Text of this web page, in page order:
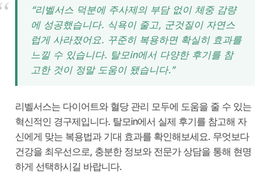
“리벨서스 덕분에 주사제의 부담 없이 체중 감량
에 성공했습니다. 식욕이 줄고, 군것질이 자연스
럽게 사라졌어요. 꾸준히 복용하면 확실히 효과를
느낄 수 있습니다. 탈모in에서 다양한 후기를 참
고한 것이 정말 도움이 됐습니다.”
리벨서스는 다이어트와 혈당 관리 모두에 도움을 줄 수 있는
혁신적인 경구제입니다. 탈모in에서 실제 후기를 참고해 자
신에게 맞는 복용법과 기대 효과를 확인해보세요. 무엇보다
건강을 최우선으로, 충분한 정보와 전문가 상담을 통해 현명
하게 선택하시길 바랍니다.